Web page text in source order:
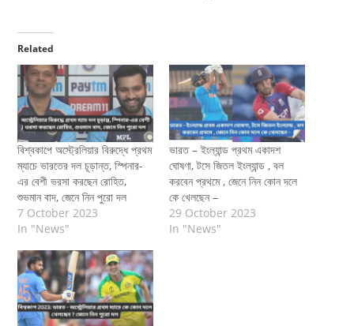
Related
বিশ্বকাপে অস্ট্রেলিয়ার বিরুদ্ধে প্রথম
ম্যাচে ভারতের দল চূড়ান্ত, স্পিনার-
এর বেশী ভরসা করছেন রোহিত,
শুভমান বাদ, জেনে নিন পুরো দল
7 October 2023
In "News"
ভারত – ইংল্যান্ড প্রথম একাদশ
ঘোষণা, টসে জিতল ইংল্যান্ড , বল
করবেন প্রথমে , জেনে নিন কোন দলে
কে খেলছেন –
29 October 2023
In "News"